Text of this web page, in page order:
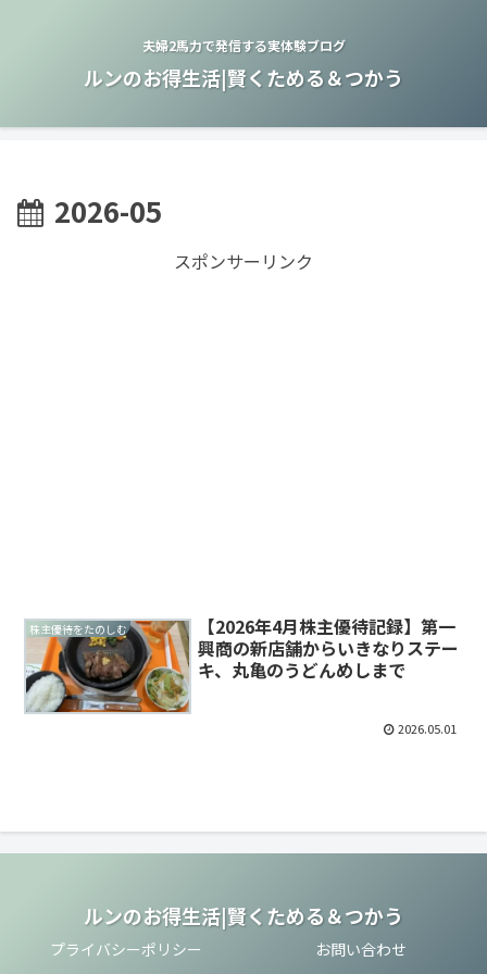
夫婦2馬力で発信する実体験ブログ
ルンのお得生活|賢くためる＆つかう
2026-05
スポンサーリンク
株主優待をたのしむ
【2026年4月株主優待記録】第一
興商の新店舗からいきなりステー
キ、丸亀のうどんめしまで
2026.05.01
ルンのお得生活|賢くためる＆つかう
プライバシーポリシー
お問い合わせ